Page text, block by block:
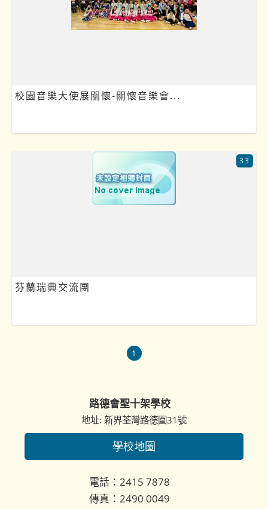
校園音樂大使展關懷-關懷音樂會...
芬蘭瑞典交流團
33
1
路德會聖十架學校
地址: 新界荃灣路德圍31號
學校地圖
電話：2415 7878
傳真：2490 0049